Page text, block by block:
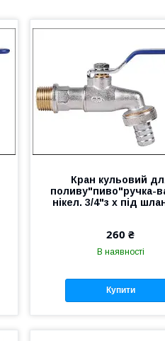
Кран кульовий
поливу"пиво"ручка-
нікел. 3/4"з х під
260 ₴
В наявності
Купити